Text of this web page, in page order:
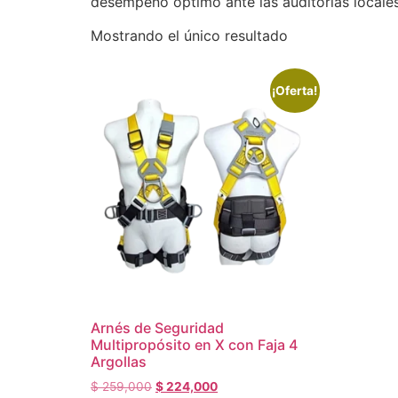
Mostrando el único resultado
¡Oferta!
Arnés de Seguridad
Multipropósito en X con Faja 4
Argollas
$259,000 $224,000